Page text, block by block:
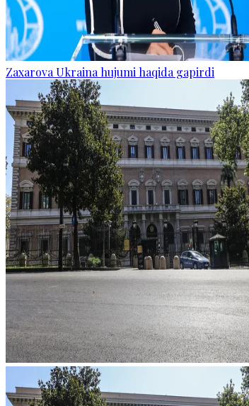
Zaxarova Ukraina hujumi haqida gapirdi